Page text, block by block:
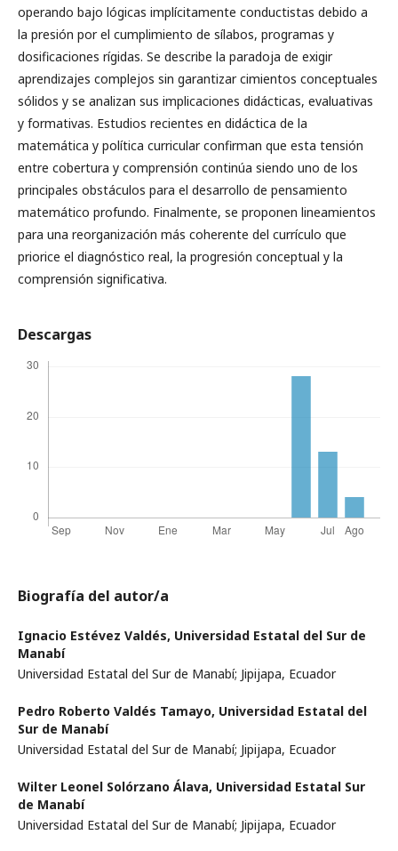
operando bajo lógicas implícitamente conductistas debido a
la presión por el cumplimiento de sílabos, programas y
dosificaciones rígidas. Se describe la paradoja de exigir
aprendizajes complejos sin garantizar cimientos conceptuales
sólidos y se analizan sus implicaciones didácticas, evaluativas
y formativas. Estudios recientes en didáctica de la
matemática y política curricular confirman que esta tensión
entre cobertura y comprensión continúa siendo uno de los
principales obstáculos para el desarrollo de pensamiento
matemático profundo. Finalmente, se proponen lineamientos
para una reorganización más coherente del currículo que
priorice el diagnóstico real, la progresión conceptual y la
comprensión significativa.
Descargas
Biografía del autor/a
Ignacio Estévez Valdés, Universidad Estatal del Sur de
Manabí
Universidad Estatal del Sur de Manabí; Jipijapa, Ecuador
Pedro Roberto Valdés Tamayo, Universidad Estatal del
Sur de Manabí
Universidad Estatal del Sur de Manabí; Jipijapa, Ecuador
Wilter Leonel Solórzano Álava, Universidad Estatal Sur
de Manabí
Universidad Estatal del Sur de Manabí; Jipijapa, Ecuador